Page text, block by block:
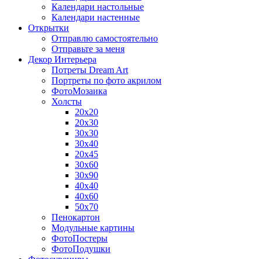
Календари настольные
Календари настенные
Открытки
Отправлю самостоятельно
Отправьте за меня
Декор Интерьера
Потреты Dream Art
Портреты по фото акрилом
ФотоМозаика
Холсты
20х20
20х30
30х30
30х40
20х45
30х60
30х90
40х40
40х60
50х70
Пенокартон
Модульные картины
ФотоПостеры
ФотоПодушки